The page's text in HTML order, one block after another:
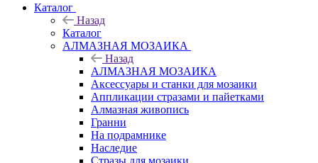
Каталог
Назад
Каталог
АЛМАЗНАЯ МОЗАИКА
Назад
АЛМАЗНАЯ МОЗАИКА
Аксессуары и станки для мозаики
Аппликации стразами и пайетками
Алмазная живопись
Гранни
На подрамнике
Наследие
Стразы для мозаики